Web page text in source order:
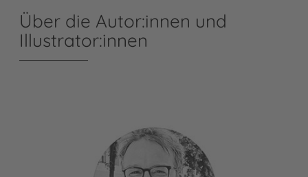
Über die Autor:innen und
Illustrator:innen